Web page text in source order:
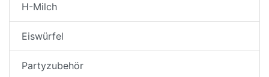
H-Milch
Eiswürfel
Partyzubehör